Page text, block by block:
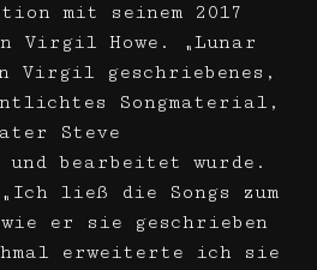
mit seinem 2017
Virgil Howe. „Lunar
Virgil geschriebenes,
Songmaterial,
Steve
und bearbeitet wurde.
ließ die Songs zum
er sie geschrieben
erweiterte ich sie